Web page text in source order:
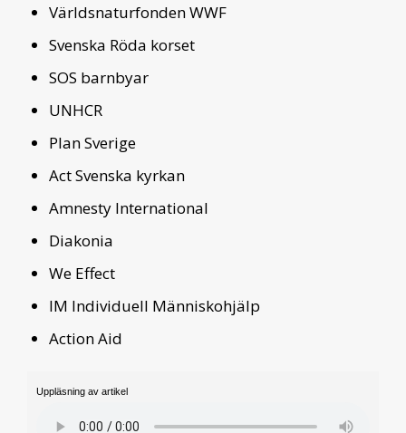
Världsnaturfonden WWF
Svenska Röda korset
SOS barnbyar
UNHCR
Plan Sverige
Act Svenska kyrkan
Amnesty International
Diakonia
We Effect
IM Individuell Människohjälp
Action Aid
Uppläsning av artikel